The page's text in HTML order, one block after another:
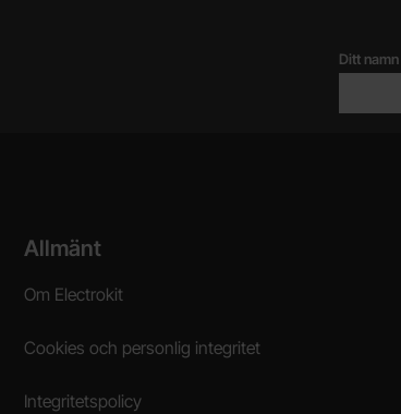
Ditt namn
Sidfot Blandad info och länkar
Allmänt
Om Electrokit
Cookies och personlig integritet
Integritetspolicy